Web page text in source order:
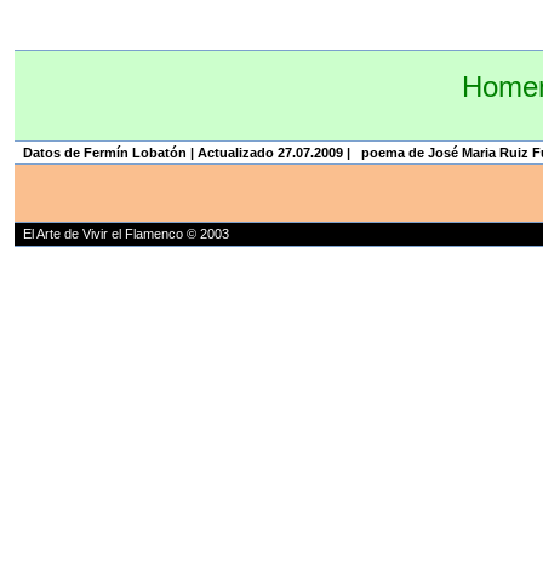
Datos de Fermín Lobatón | Actualizado 27.07.2009 | poema de José Maria Ruiz
El Arte de Vivir el Flamenco © 2003